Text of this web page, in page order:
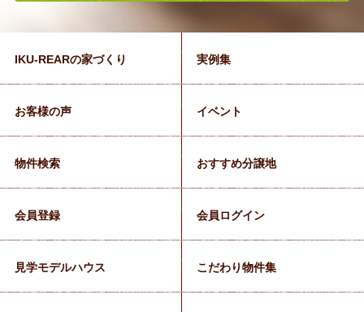
IKU-REARの家づくり 実例集
お客様の声 イベント
物件検索 おすすめ分譲地
会員登録 会員ログイン
見学モデルハウス こだわり物件集